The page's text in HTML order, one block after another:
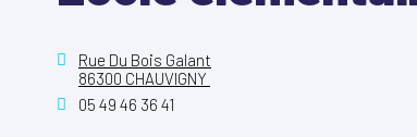
Rue Du Bois Galant
86300 CHAUVIGNY
05 49 46 36 41